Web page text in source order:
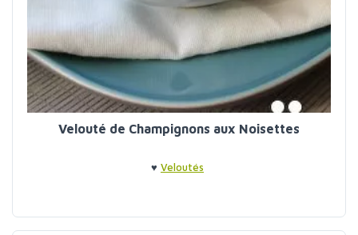
Velouté de Champignons aux Noisettes
♥ Veloutés